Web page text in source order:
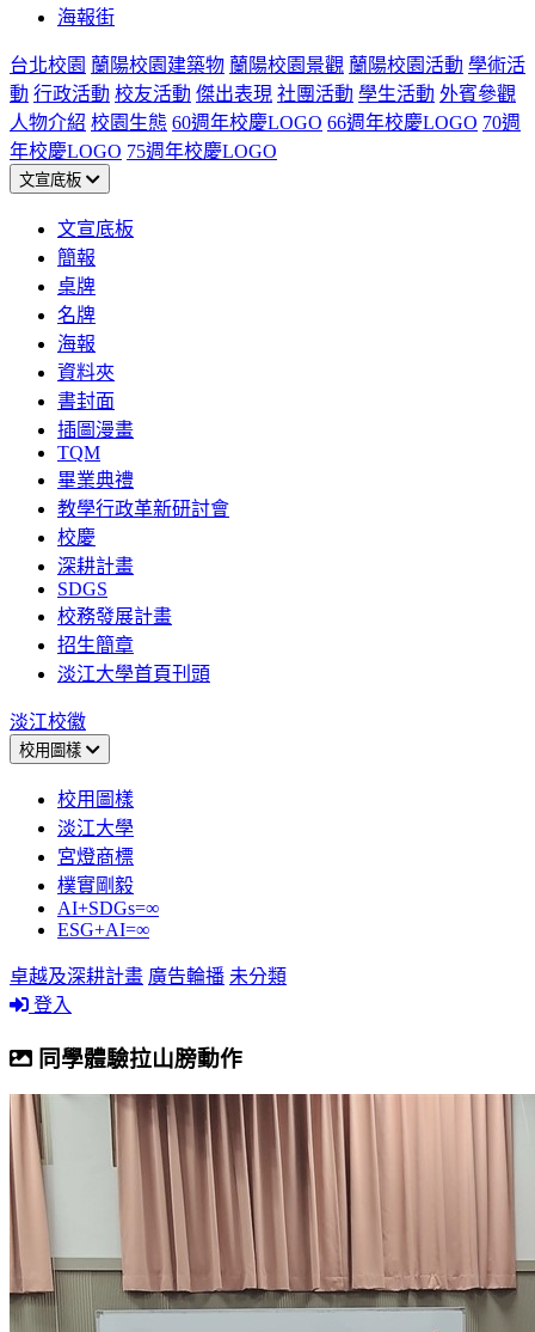
海報街
台北校園 蘭陽校園建築物 蘭陽校園景觀 蘭陽校園活動 學術活
動 行政活動 校友活動 傑出表現 社團活動 學生活動 外賓參觀
人物介紹 校園生態 60週年校慶LOGO 66週年校慶LOGO 70週
年校慶LOGO 75週年校慶LOGO
文宣底板
文宣底板
簡報
桌牌
名牌
海報
資料夾
書封面
插圖漫畫
TQM
畢業典禮
教學行政革新研討會
校慶
深耕計畫
SDGS
校務發展計畫
招生簡章
淡江大學首頁刊頭
淡江校徽
校用圖樣
校用圖樣
淡江大學
宮燈商標
樸實剛毅
AI+SDGs=∞
ESG+AI=∞
卓越及深耕計畫 廣告輪播 未分類
登入
同學體驗拉山膀動作